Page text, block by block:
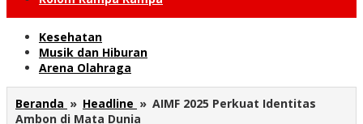
Kesehatan
Musik dan Hiburan
Arena Olahraga
Beranda » Headline » AIMF 2025 Perkuat Identitas
Ambon di Mata Dunia